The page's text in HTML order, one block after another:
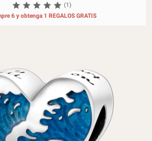
(1)
6 y obtenga 1 REGALOS GRATIS